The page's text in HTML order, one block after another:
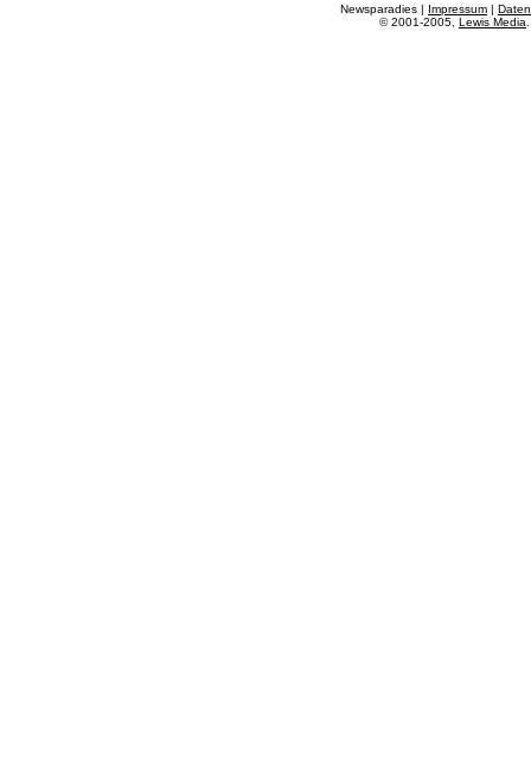
Newsparadies | Impressum |
© 2001-2005, Lewis Media